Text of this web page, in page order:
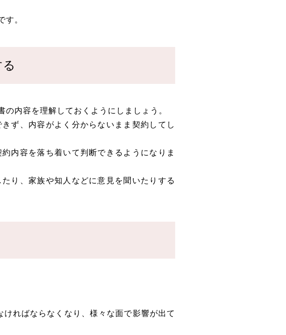
す。
内容を理解しておくようにしましょう。
ず、内容がよく分からないまま契約してし
内容を落ち着いて判断できるようになりま
り、家族や知人などに意見を聞いたりする
ればならなくなり、様々な面で影響が出て